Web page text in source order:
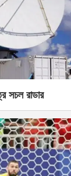
সচল রাডার